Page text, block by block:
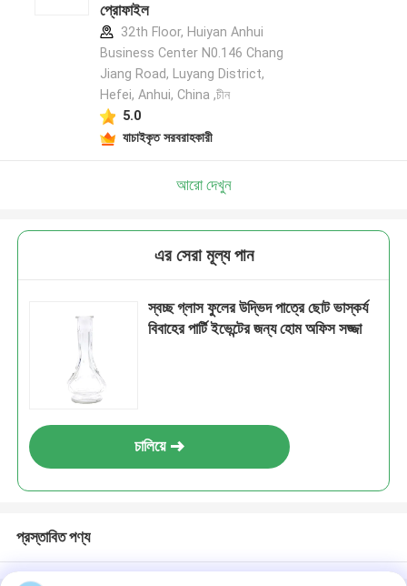
প্রোফাইল
32th Floor, Huiyan Anhui
Business Center N0.146 Chang
Jiang Road, Luyang District,
Hefei, Anhui, China ,চীন
5.0
যাচাইকৃত সরবরাহকারী
আরো দেখুন
এর সেরা মূল্য পান
স্বচ্ছ গ্লাস ফুলের উদ্ভিদ পাত্রে ছোট ভাস্কর্য
বিবাহের পার্টি ইভেন্টের জন্য হোম অফিস সজ্জা
চালিয়ে
প্রস্তাবিত পণ্য